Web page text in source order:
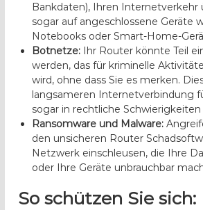
Bankdaten), Ihren Internetverkehr
sogar auf angeschlossene Geräte
Notebooks oder Smart-Home-
Botnetze: Ihr Router könnte Teil
werden, das für kriminelle
wird, ohne dass Sie es merken.
langsameren Internetverbindung
sogar in rechtliche Schwierigkeiten
Ransomware und Malware:
den unsicheren Router
Netzwerk einschleusen, die Ihre
oder Ihre Geräte unbrauchbar
So schützen Sie sich: